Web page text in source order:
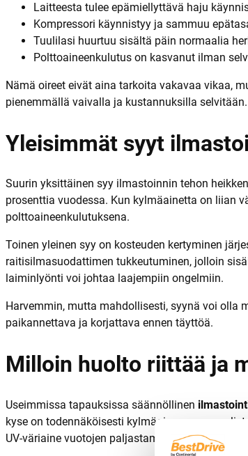
Laitteesta tulee epämiellyttävä haju
Kompressori käynnistyy ja sammuu
Tuulilasi huurtuu sisältä päin normaalia
Polttoaineenkulutus on kasvanut ilman
Nämä oireet eivät aina tarkoita vakavaa vikaa,
pienemmällä vaivalla ja kustannuksilla selvitään.
Yleisimmät syyt
Suurin yksittäinen syy ilmastoinnin tehon
prosenttia vuodessa. Kun kylmäainetta on liian
polttoaineenkulutuksena.
Toinen yleinen syy on kosteuden kertyminen
raitisilmasuodattimen tukkeutuminen, jolloin
laiminlyönti voi johtaa laajempiin ongelmiin.
Harvemmin, mutta mahdollisesti, syynä voi olla
paikannettava ja korjattava ennen täyttöä.
Milloin huolto riittää ja
Useimmissa tapauksissa säännöllinen
kyse on todennäköisesti kylmäaineen
UV-väriaine vuotojen paljastamiseksi sekä